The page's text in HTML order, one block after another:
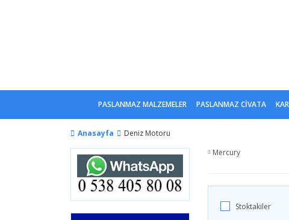
PASLANMAZ MALZEMELER PASLANMAZ CİVATA
Anasayfa Deniz Motoru
Mercury
Stoktakiler